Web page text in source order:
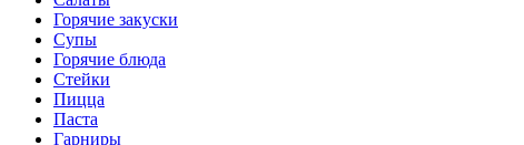
Горячие закуски
Супы
Горячие блюда
Стейки
Пицца
Паста
Гарниры